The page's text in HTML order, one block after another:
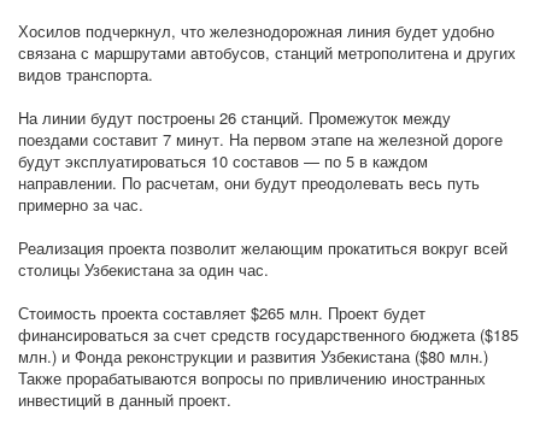
Хосилов подчеркнул, что железнодорожная линия будет удобно
связана с маршрутами автобусов, станций метрополитена и других
видов транспорта.
На линии будут построены 26 станций. Промежуток между
поездами составит 7 минут. На первом этапе на железной дороге
будут эксплуатироваться 10 составов — по 5 в каждом
направлении. По расчетам, они будут преодолевать весь путь
примерно за час.
Реализация проекта позволит желающим прокатиться вокруг всей
столицы Узбекистана за один час.
Стоимость проекта составляет $265 млн. Проект будет
финансироваться за счет средств государственного бюджета ($185
млн.) и Фонда реконструкции и развития Узбекистана ($80 млн.)
Также прорабатываются вопросы по привличению иностранных
инвестиций в данный проект.